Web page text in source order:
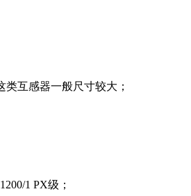
互感器一般尺寸较大；
1 PX级；